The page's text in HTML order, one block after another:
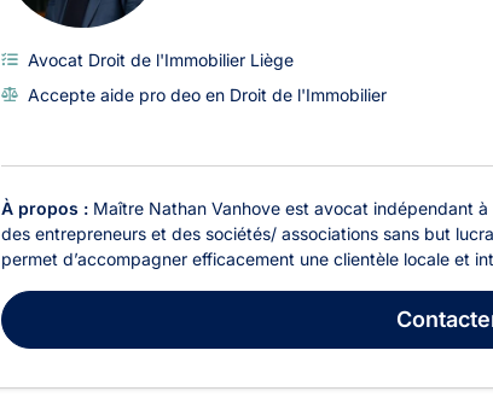
Avocat Droit de l'Immobilier Liège
Accepte aide pro deo en Droit de l'Immobilier
À propos : Maître Nathan Vanhove est avocat indépendant
des entrepreneurs et des sociétés/ associations sans but
permet d’accompagner efficacement une clientèle locale et